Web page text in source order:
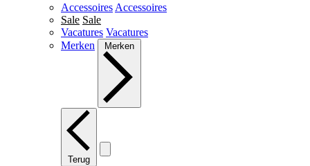
Accessoires Accessoires
Sale Sale
Vacatures Vacatures
Merken
Merken
Terug